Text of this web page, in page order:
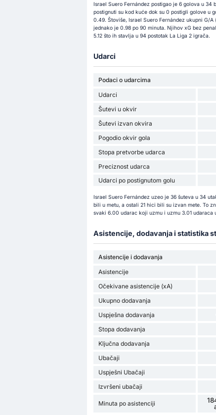
Israel Suero Fernández postigao je 6 golova u
postignuti su kod kuće dok su 0 postigli golove u
0.49. Štoviše, Israel Suero Fernández ukupni G/
jednako je 0.98 po 90 minuta. Njihov xG bez
5.12 što ih stavlja u 94 postotak La Liga 2 igrača.
Udarci
Podaci o udarcima
Udarci
Šutevi u okvir
Šutevi izvan okvira
Pogodio okvir gola
Stopa pretvorbe udarca
Preciznost udarca
Udarci po postignutom golu
Israel Suero Fernández uzeo je 36 šuteva u 34
bili u metu, a ostali 21 hici bili su izvan mete. To
svaki 6.00 udarac koji uzmu i uzmu 3.01 udaraca
Asistencije, dodavanja i statistika
Asistencije i dodavanja
Asistencije
Očekivane asistencije (xA)
Ukupno dodavanja
Uspješna dodavanja
Stopa dodavanja
Ključna dodavanja
Ubačaji
Uspješni Ubačaji
Izvršeni ubačaji
Minuta po asistenciji